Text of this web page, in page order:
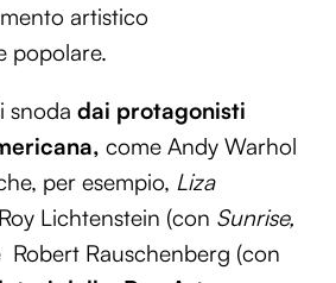
artistico
popolare.
snoda dai protagonisti
come Andy Warhol
per esempio, Liza
Lichtenstein (con Sunrise,
Robert Rauschenberg (con